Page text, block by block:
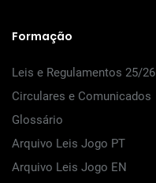
Formação
Leis e Regulamentos 25/26
Circulares e Comunicados
Glossário
Arquivo Leis Jogo PT
Arquivo Leis Jogo EN